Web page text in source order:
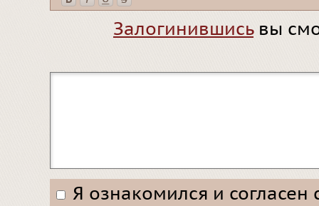
Залогинившисьвы
Я ознакомился и согласен